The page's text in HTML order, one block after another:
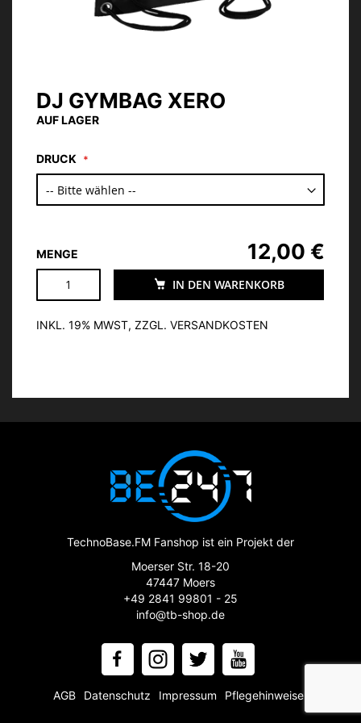
DJ GYMBAG XERO
AUF LAGER
DRUCK
MENGE
IN DEN WARENKORB
12,00 €
INKL. 19% MWST, ZZGL. VERSANDKOSTEN
Zum
Anfang
der
springen
TechnoBase.FM Fanshop ist ein Projekt der
Moerser Str. 18-20
47447 Moers
+49 2841 99801 - 25
info@tb-shop.de
AGB Datenschutz Impressum Pflegehinweise